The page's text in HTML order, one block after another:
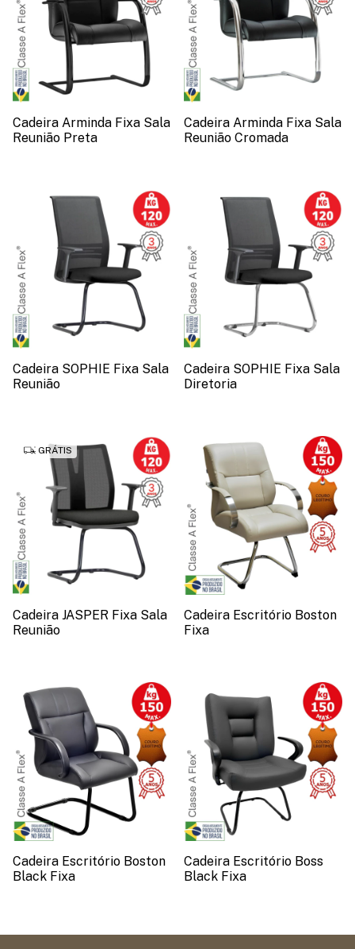
Cadeira Arminda Fixa Sala
Reunião Preta
Cadeira Arminda Fixa Sala
Reunião Cromada
Cadeira SOPHIE Fixa Sala
Reunião
Cadeira SOPHIE Fixa Sala
Diretoria
GRÁTIS
Cadeira JASPER Fixa Sala
Reunião
Cadeira Escritório Boston
Fixa
Cadeira Escritório Boston
Black Fixa
Cadeira Escritório Boss
Black Fixa